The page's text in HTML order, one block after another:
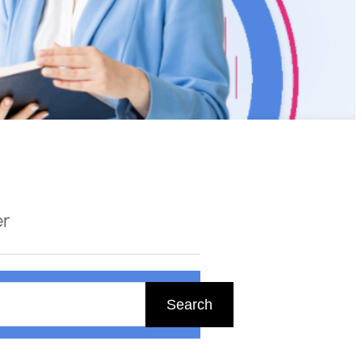
Search